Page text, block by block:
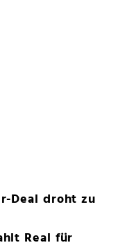
Deal droht zu
Real für